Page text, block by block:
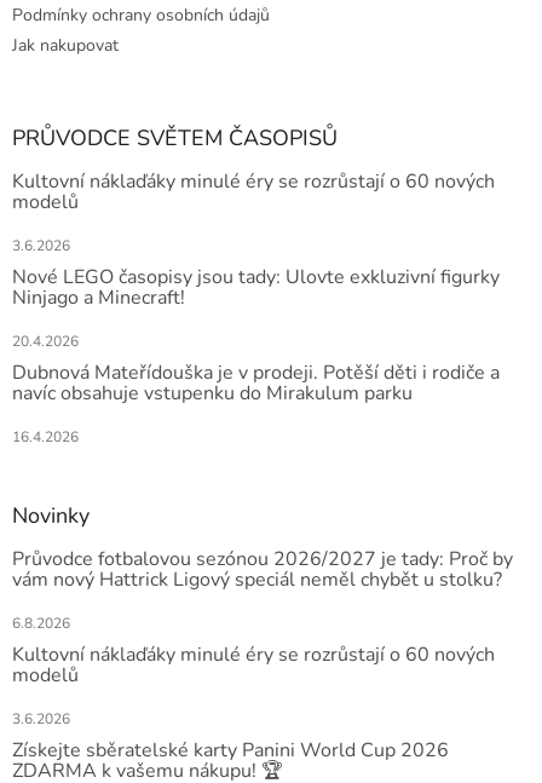
Podmínky ochrany osobních údajů
Jak nakupovat
PRŮVODCE SVĚTEM ČASOPISŮ
Kultovní náklaďáky minulé éry se rozrůstají o 60 nových
modelů
3.6.2026
Nové LEGO časopisy jsou tady: Ulovte exkluzivní figurky
Ninjago a Minecraft!
20.4.2026
Dubnová Mateřídouška je v prodeji. Potěší děti i rodiče a
navíc obsahuje vstupenku do Mirakulum parku
16.4.2026
Novinky
Průvodce fotbalovou sezónou 2026/2027 je tady: Proč by
vám nový Hattrick Ligový speciál neměl chybět u stolku?
6.8.2026
Kultovní náklaďáky minulé éry se rozrůstají o 60 nových
modelů
3.6.2026
Získejte sběratelské karty Panini World Cup 2026
ZDARMA k vašemu nákupu! 🏆